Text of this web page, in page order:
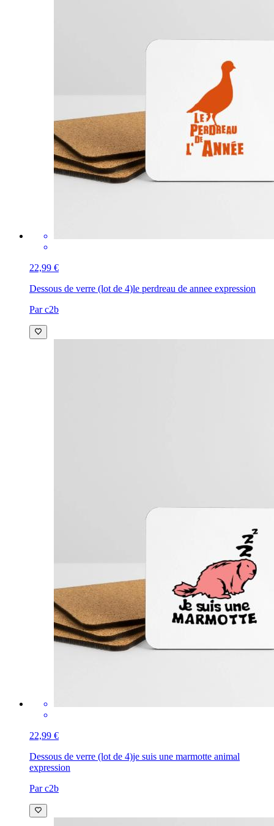
22,99 €
Dessous de verre (lot de 4)le perdreau de annee expression
Par c2b
22,99 €
Dessous de verre (lot de 4)je suis une marmotte animal
expression
Par c2b